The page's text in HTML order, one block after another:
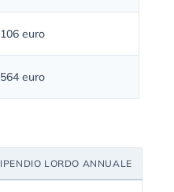
euro
euro
LORDO ANNUALE